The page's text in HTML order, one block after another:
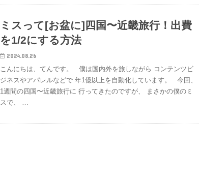
ミスって[お盆に]四国〜近畿旅行！出費
を1/2にする方法
2024.08.26
こんにちは、てんです。 僕は国内外を旅しながら コンテンツビ
ジネスやアパレルなどで 年1億以上を自動化しています。 今回、
1週間の四国〜近畿旅行に 行ってきたのですが、 まさかの僕のミ
スで、 …